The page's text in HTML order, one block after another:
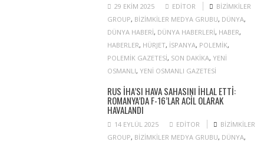
29 EKIM 2025 EDITOR
BIZIMKILER
GROUP, BIZIMKILER MEDYA GRUBU, DÜNYA,
DÜNYA HABERI, DÜNYA HABERLERI, HABER,
HABERLER, HÜRJET, ISPANYA, POLEMIK,
POLEMIK GAZETESI, SON DAKIKA, YENI
OSMANLI, YENI OSMANLI GAZETESI
RUS İHA’SI HAVA SAHASINI IHLAL ETTI:
ROMANYA’DA F-16’LAR ACIL OLARAK
HAVALANDI
14 EYLÜL 2025 EDITOR
BIZIMKILER
GROUP, BIZIMKILER MEDYA GRUBU, DÜNYA,